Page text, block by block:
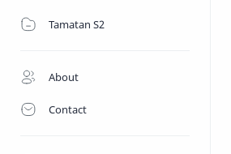
Tamatan S2
About
Contact